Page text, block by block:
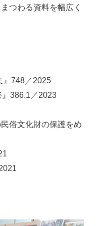
つわる資料を幅広く
★
』748／2025
386.1／2023
俗文化財の保護をめ